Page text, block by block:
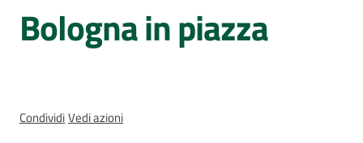
Menu selezionato
Porte
Salta al contenuto
Bologna in piazza
CondividiVedi azioni